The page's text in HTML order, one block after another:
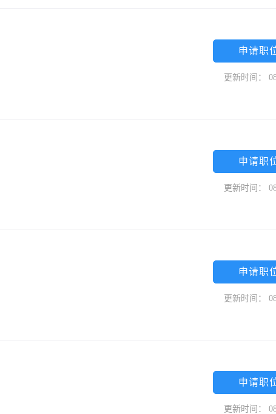
申请职
更新时间：
申请职
更新时间：
申请职
更新时间：
申请职
更新时间：